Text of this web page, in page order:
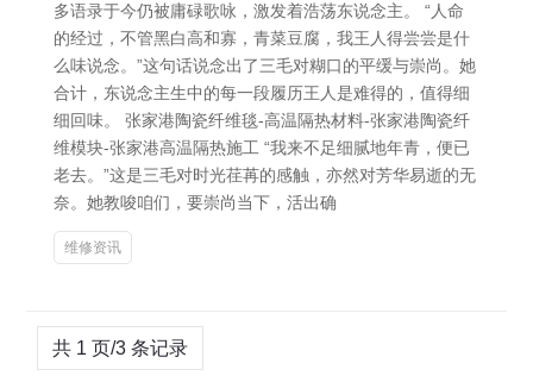
多语录于今仍被庸碌歌咏，激发着浩荡东说念主。 “人命
的经过，不管黑白高和寡，青菜豆腐，我王人得尝尝是什
么味说念。”这句话说念出了三毛对糊口的平缓与崇尚。她
合计，东说念主生中的每一段履历王人是难得的，值得细
细回味。 张家港陶瓷纤维毯-高温隔热材料-张家港陶瓷纤
维模块-张家港高温隔热施工 “我来不足细腻地年青，便已
老去。”这是三毛对时光荏苒的感触，亦然对芳华易逝的无
奈。她教唆咱们，要崇尚当下，活出确
维修资讯
共 1 页/3 条记录